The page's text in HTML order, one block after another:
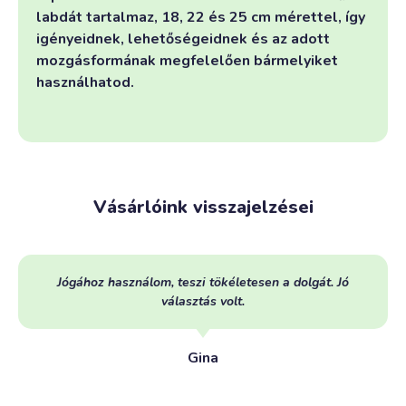
labdát tartalmaz, 18, 22 és 25 cm mérettel, így
igényeidnek, lehetőségeidnek és az adott
mozgásformának megfelelően bármelyiket
használhatod.
Vásárlóink visszajelzései
Jógához használom, teszi tökéletesen a dolgát. Jó
választás volt.
Gina